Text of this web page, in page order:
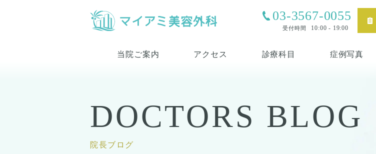
03-3567-0055
受付時間 10:00 - 19:00
当院ご案内 アクセス 診療科目 症例写真
DOCTORS BLOG
院長ブログ